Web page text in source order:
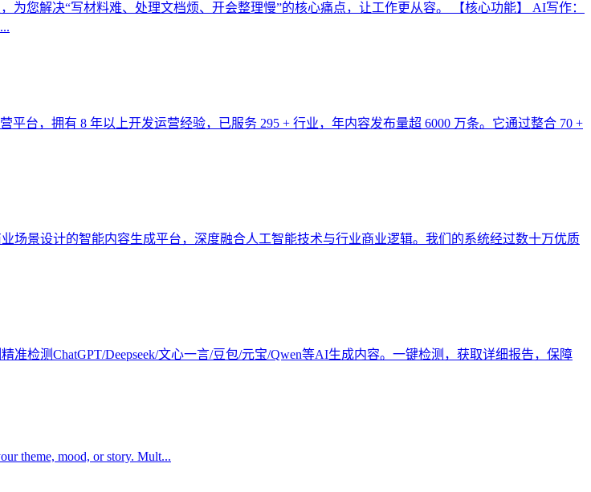
您解决“写材料难、处理文档烦、开会整理慢”的核心痛点，让工作更从容。 【核心功能】 AI写作：
台，拥有 8 年以上开发运营经验，已服务 295 + 行业，年内容发布量超 6000 万条。它通过整合 70 +
场景设计的智能内容生成平台，深度融合人工智能技术与行业商业逻辑。我们的系统经过数十万优质
检测ChatGPT/Deepseek/文心一言/豆包/元宝/Qwen等AI生成内容。一键检测，获取详细报告，保障
theme, mood, or story. Mult...